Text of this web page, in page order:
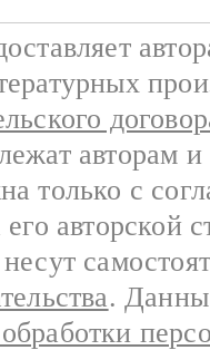
авторам
только с
авторской
.